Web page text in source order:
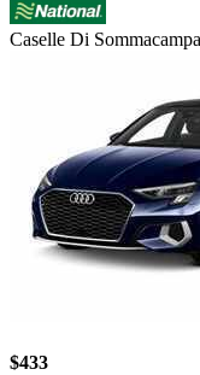
Caselle Di
$433